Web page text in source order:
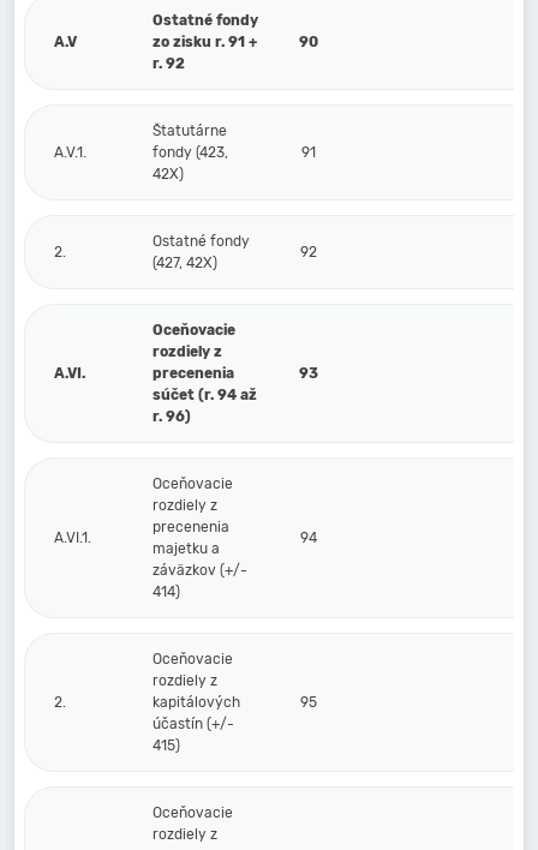
A.V
Ostatné fondy
zo zisku r. 91 +
r. 92
90
A.V.1.
Štatutárne
fondy (423,
42X)
91
2.
Ostatné fondy
(427, 42X)
92
A.VI.
Oceňovacie
rozdiely z
precenenia
súčet (r. 94 až
r. 96)
93
A.VI.1.
Oceňovacie
rozdiely z
precenenia
majetku a
záväzkov (+/-
414)
94
2.
Oceňovacie
rozdiely z
kapitálových
účastín (+/-
415)
95
Oceňovacie
rozdiely z